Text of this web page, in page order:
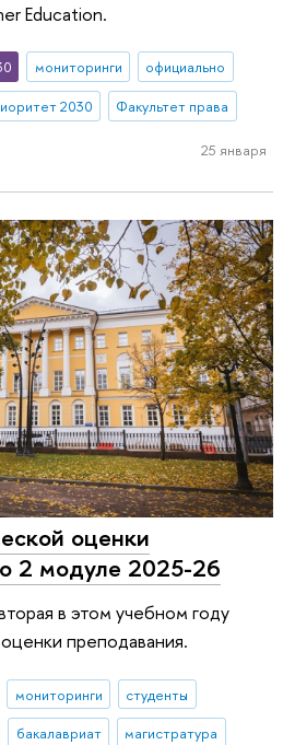
Education.
мониторинги
официально
2030 Факультет права
25 января
оценки
2 модуле 2025-26
в этом учебном году
преподавания.
мониторинги
студенты
бакалавриат
магистратура